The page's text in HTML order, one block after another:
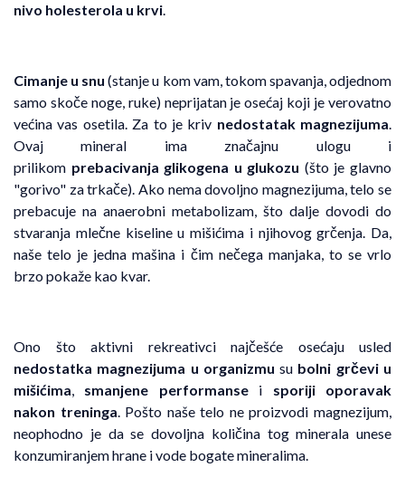
nivo holesterola u krvi.
Cimanje u snu (stanje u kom vam, tokom spavanja, odjednom
samo skoče noge, ruke) neprijatan je osećaj koji je verovatno
većina vas osetila. Za to je kriv nedostatak magnezijuma.
Ovaj mineral ima značajnu ulogu i
prilikom prebacivanja glikogena u glukozu (što je glavno
"gorivo" za trkače). Ako nema dovoljno magnezijuma, telo se
prebacuje na anaerobni metabolizam, što dalje dovodi do
stvaranja mlečne kiseline u mišićima i njihovog grčenja. Da,
naše telo je jedna mašina i čim nečega manjaka, to se vrlo
brzo pokaže kao kvar.
Ono što aktivni rekreativci najčešće osećaju usled
nedostatka magnezijuma u organizmusu bolni grčevi u
mišićima, smanjene performansei sporiji oporavak
nakon treninga. Pošto naše telo ne proizvodi magnezijum,
neophodno je da se dovoljna količina tog minerala unese
konzumiranjem hrane i vode bogate mineralima.